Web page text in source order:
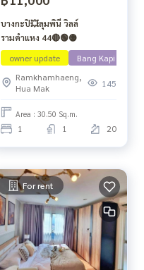
บางกะปิ💥ลุมพินี วิลล์
รามคำแหง 44🔴🟢🟡
owner update
Bang Kapi
Ramkhamhaeng,
Hua Mak
145
Area : 30.50 Sq.m.
1 1 20
For rent